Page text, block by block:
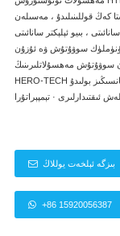
كەڭ قوللىنىلىدۇ ، مەسىلەن
، بىيو ئېلېكتر سانائىتى
سوۋۇتۇش ۋە ئۇزۇن
سوۋۇتۇش مەھسۇلاتلىرىنىڭ
HERO-TECH غا تايانسىڭىز بولىدۇ.HERO-TECH ھەمىشە لاياقەتلىك ، ئەڭ ياخشى ۋە ھەل
بىزگە ئېلخەت يوللاڭ
+86 15920056387